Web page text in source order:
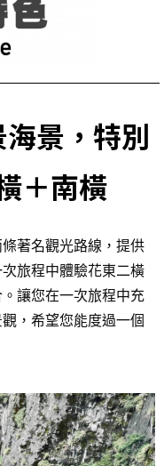
景，特別
＋南橫
著名觀光路線，提供
旅程中體驗花東二橫
讓您在一次旅程中充
，希望您能度過一個